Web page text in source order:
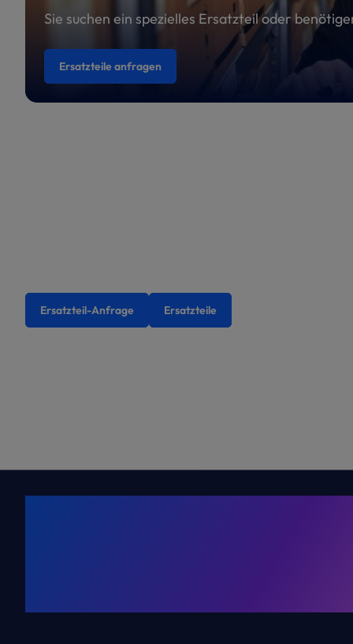
Sie suchen ein spezielles Ersatzteil oder
Ersatzteile anfragen
Ersatzteil-Anfrage Ersatzteile
Kälte.